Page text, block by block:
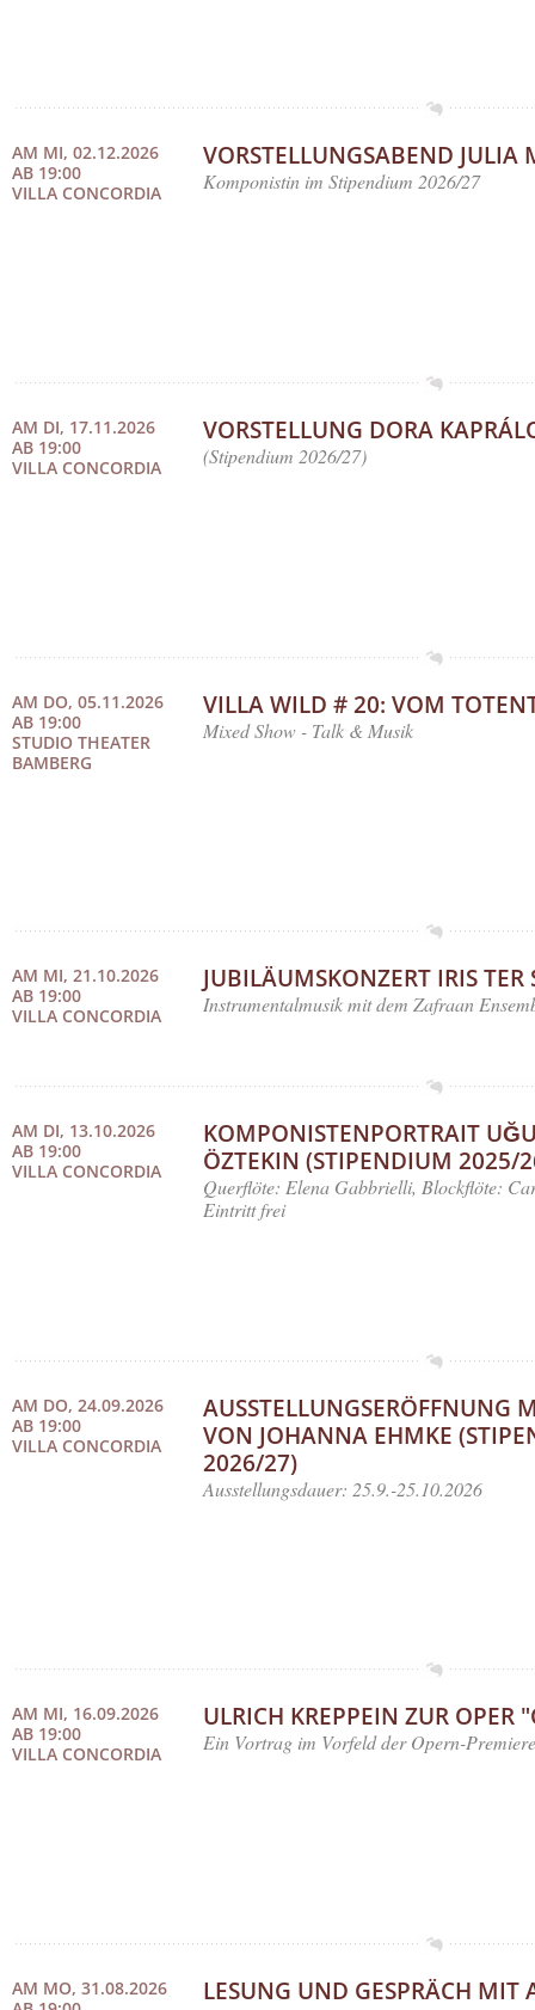
AM MI, 02.12.2026
AB 19:00
VILLA CONCORDIA
VORSTELLUNGSABEND JULIA
Komponistin im Stipendium 2026/27
AM DI, 17.11.2026
AB 19:00
VILLA CONCORDIA
VORSTELLUNG DORA
(Stipendium 2026/27)
AM DO, 05.11.2026
AB 19:00
STUDIO THEATER
BAMBERG
VILLA WILD # 20: VOM
Mixed Show - Talk & Musik
AM MI, 21.10.2026
AB 19:00
VILLA CONCORDIA
JUBILÄUMSKONZERT IRIS TER
Instrumentalmusik mit dem Zafraan
AM DI, 13.10.2026
AB 19:00
VILLA CONCORDIA
KOMPONISTENPORTRAIT
ÖZTEKIN (STIPENDIUM 2025/
Querflöte: Elena Gabbrielli, Blockflöte:
Eintritt frei
AM DO, 24.09.2026
AB 19:00
VILLA CONCORDIA
AUSSTELLUNGSERÖFFNUNG
VON JOHANNA EHMKE
2026/27)
Ausstellungsdauer: 25.9.-25.10.2026
AM MI, 16.09.2026
AB 19:00
VILLA CONCORDIA
ULRICH KREPPEIN ZUR OPER
Ein Vortrag im Vorfeld der Opern-
AM MO, 31.08.2026
LESUNG UND GESPRÄCH MIT